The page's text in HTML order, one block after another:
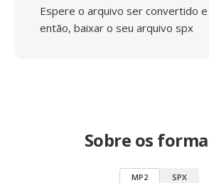
Espere o arquivo ser convertido
então, baixar o seu arquivo spx
Sobre os
MP2 SPX